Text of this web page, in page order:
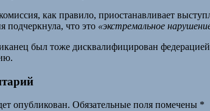
как правило, приостанавливает
подчеркнула, что это «экстремальное
был тоже дисквалифицирован
опубликован. Обязательные поля помечены *